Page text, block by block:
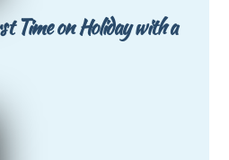
Time on Holiday with a